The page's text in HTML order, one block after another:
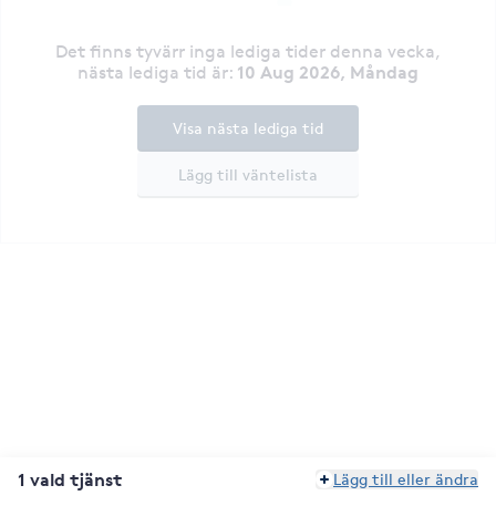
Det finns tyvärr inga lediga tider denna vecka,
nästa lediga tid är: 10 Aug 2026, Måndag
Lägg till väntelista
Visa nästa lediga tid
1 vald tjänst Lägg till eller ändra